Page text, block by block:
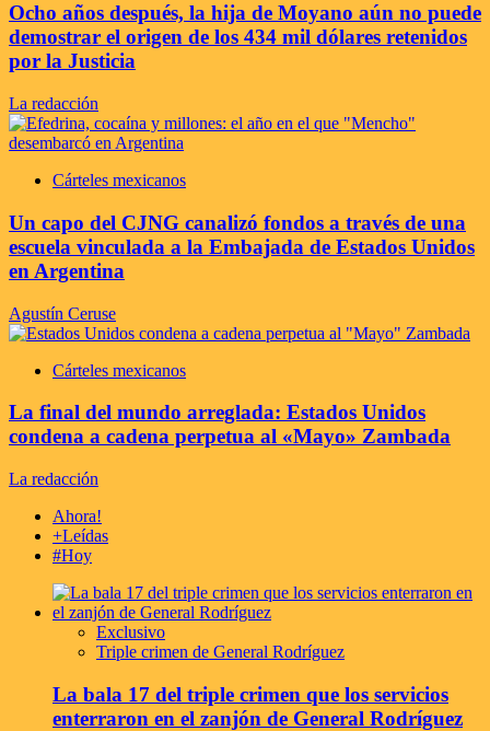
Ocho años después, la hija de Moyano aún no puede
demostrar el origen de los 434 mil dólares retenidos
por la Justicia
La redacción
Cárteles mexicanos
Un capo del CJNG canalizó fondos a través de una
escuela vinculada a la Embajada de Estados Unidos
en Argentina
Agustín Ceruse
Cárteles mexicanos
La final del mundo arreglada: Estados Unidos
condena a cadena perpetua al «Mayo» Zambada
La redacción
Ahora!
+Leídas
#Hoy
Exclusivo
Triple crimen de General Rodríguez
La bala 17 del triple crimen que los servicios
enterraron en el zanjón de General Rodríguez